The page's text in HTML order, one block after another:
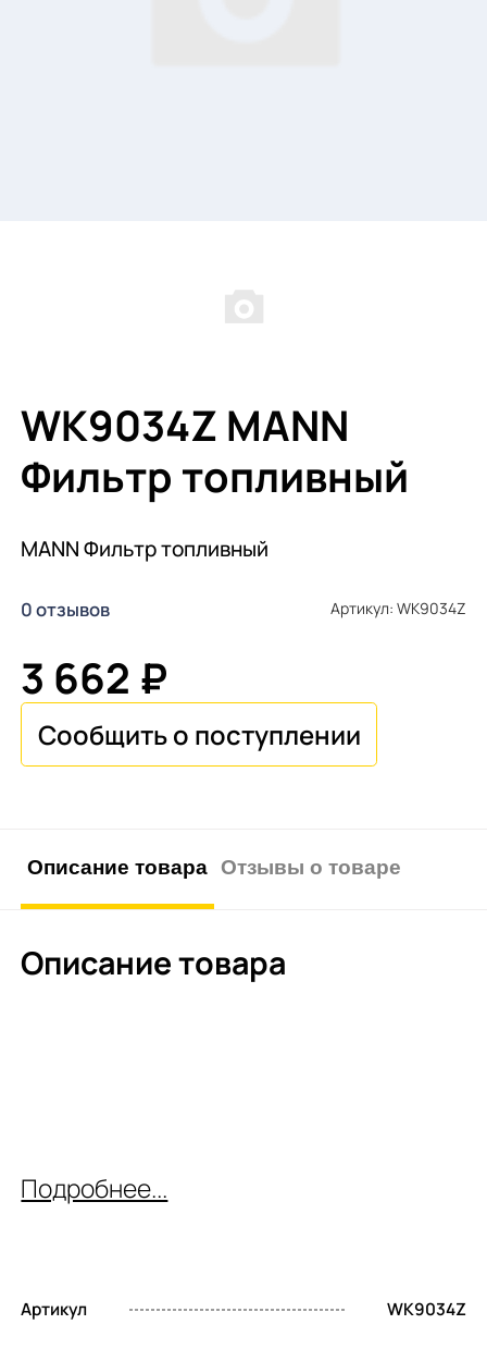
WK9034Z MANN
Фильтр топливный
MANN Фильтр топливный
0 отзывов Артикул: WK9034Z
3 662 ₽
Описание товара Отзывы о товаре
Описание товара
Подробнее...
Артикул WK9034Z